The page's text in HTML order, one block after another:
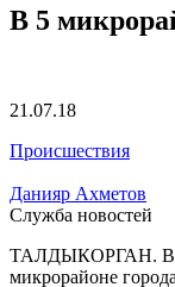
В 5
21.07.18
Происшествия
Данияр Ахметов
Служба новостей
ТАЛДЫКОРГАН. В
микрорайоне